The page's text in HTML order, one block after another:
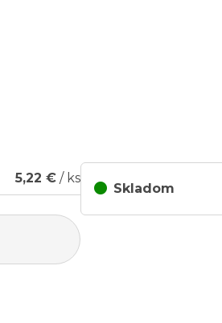
5,22 € / ks
Skladom